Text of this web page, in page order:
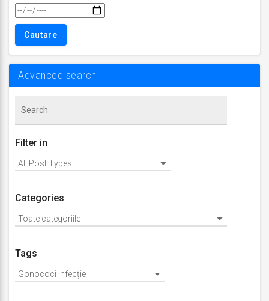
Advanced search
Filter in
Categories
Tags